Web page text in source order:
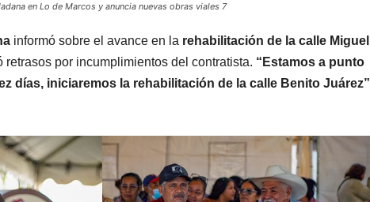
en Lo de Marcos y anuncia nuevas obras viales 7
informó sobre el avance en la rehabilitación de la calle Miguel
retrasos por incumplimientos del contratista. “Estamos a punto
días, iniciaremos la rehabilitación de la calle Benito Juárez”